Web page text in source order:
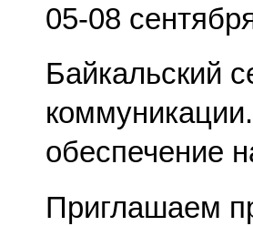
05-08
Байкальский
обеспечение
Приглашаем